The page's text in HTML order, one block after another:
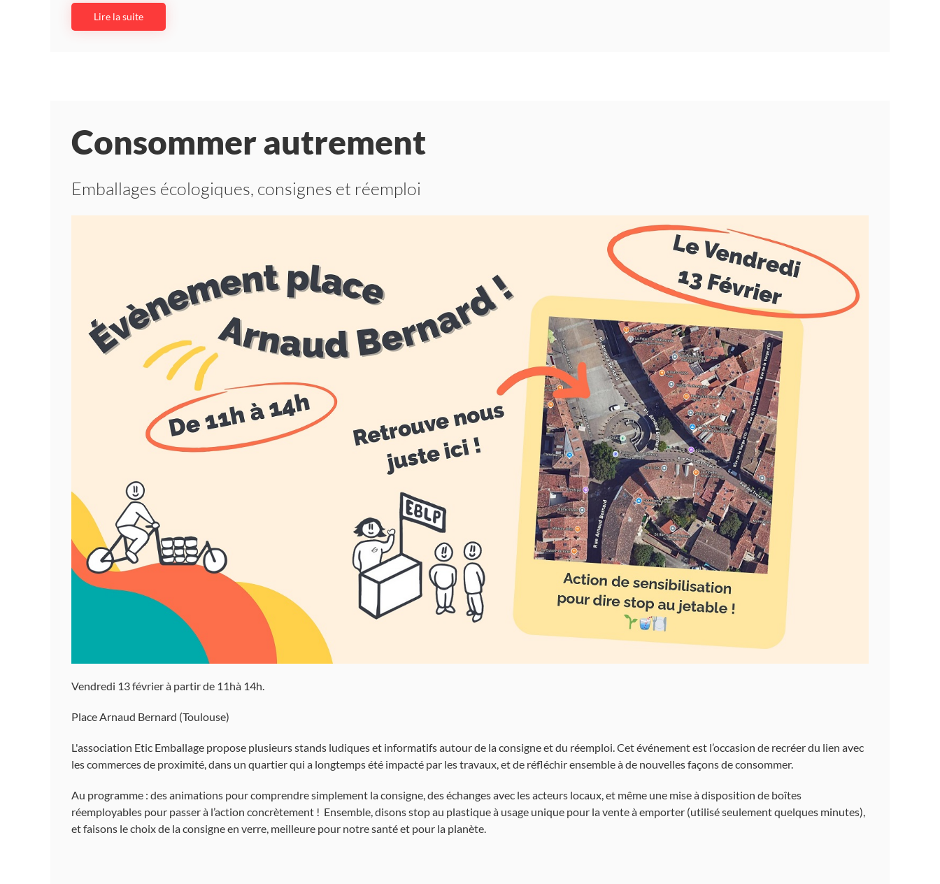
Lire la suite
Consommer autrement
Emballages écologiques, consignes et réemploi
Vendredi 13 février à partir de 11hà 14h.
Place Arnaud Bernard (Toulouse)
L'association Etic Emballage propose plusieurs stands ludiques et informatifs autour de la consigne et du réemploi. Cet événement est l’occasion de recréer du lien avec
les commerces de proximité, dans un quartier qui a longtemps été impacté par les travaux, et de réfléchir ensemble à de nouvelles façons de consommer.
Au programme : des animations pour comprendre simplement la consigne, des échanges avec les acteurs locaux, et même une mise à disposition de boîtes
réemployables pour passer à l’action concrètement ! Ensemble, disons stop au plastique à usage unique pour la vente à emporter (utilisé seulement quelques minutes),
et faisons le choix de la consigne en verre, meilleure pour notre santé et pour la planète.